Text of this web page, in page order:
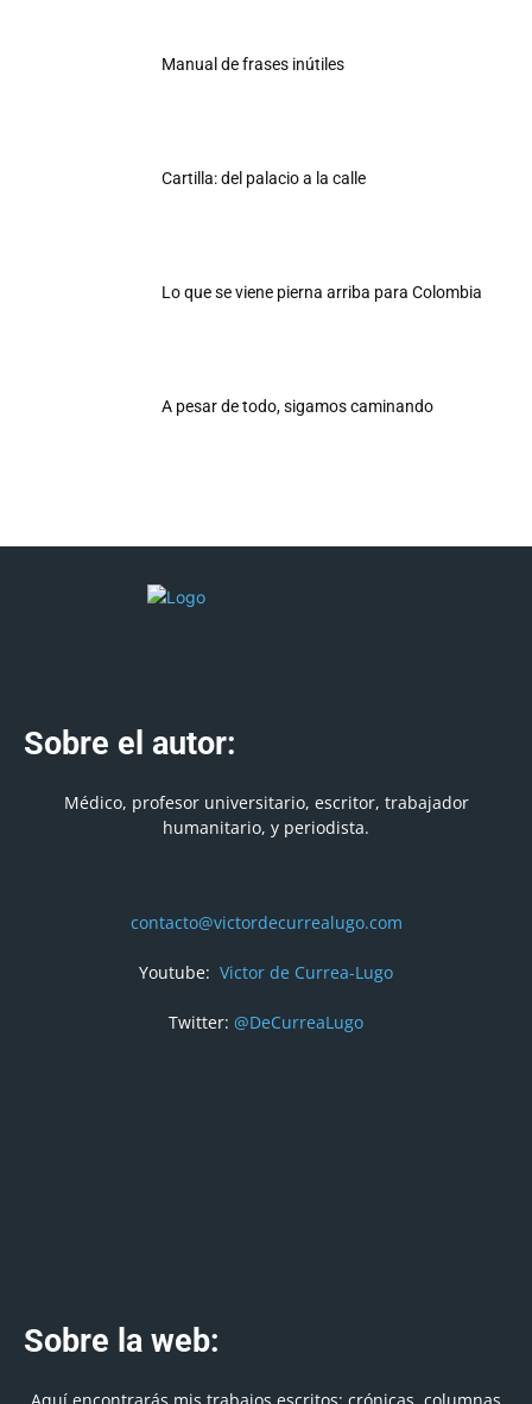
Manual de frases inútiles
Cartilla: del palacio a la calle
Lo que se viene pierna arriba para Colombia
A pesar de todo, sigamos caminando
Sobre el autor:
Médico, profesor universitario, escritor, trabajador
humanitario, y periodista.
contacto@victordecurrealugo.com
Youtube: Victor de Currea-Lugo
Twitter: @DeCurreaLugo
Sobre la web: